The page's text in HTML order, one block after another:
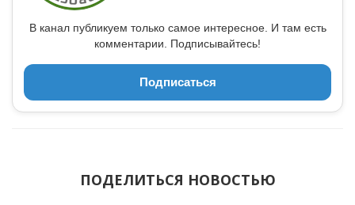
В канал публикуем только самое интересное. И там есть
комментарии. Подписывайтесь!
Подписаться
ПОДЕЛИТЬСЯ НОВОСТЬЮ